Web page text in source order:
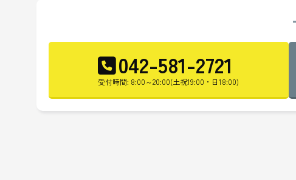
042-581-2721
受付時間: 8:00～20:00(土祝19:00・日18:00)